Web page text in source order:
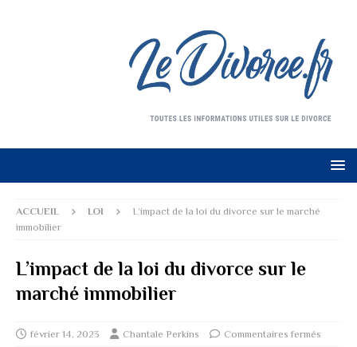
ACCUEIL LOI
L’impact de la loi du divorce sur le marché
immobilier
L’impact de la loi du divorce sur le
marché immobilier
février 14, 2023 Chantale Perkins Commentaires fermés